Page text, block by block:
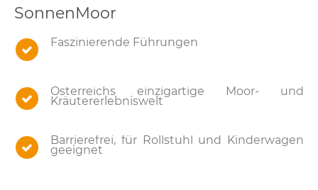
SonnenMoor
Faszinierende Führungen
Österreichs einzigartige Moor- und
Kräutererlebniswelt
Barrierefrei, für Rollstuhl und Kinderwagen
geeignet